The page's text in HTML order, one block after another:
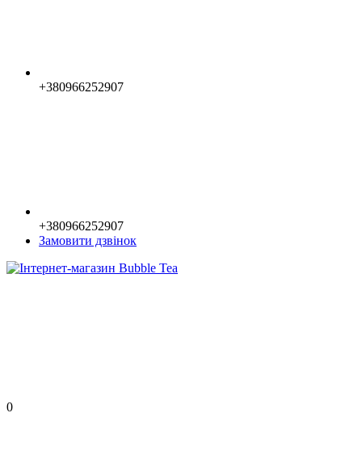
+380966252907
+380966252907
Замовити дзвінок
0